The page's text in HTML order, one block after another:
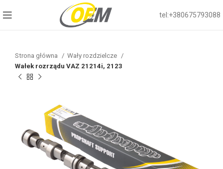
tel:+380675793088
Strona główna
Wały rozdzielcze
Wałek rozrządu VAZ 21214i, 2123